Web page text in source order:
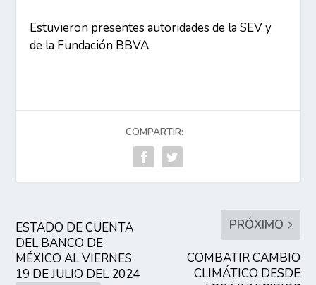
Estuvieron presentes autoridades de la SEV y
de la Fundación BBVA.
COMPARTIR:
ESTADO DE CUENTA
DEL BANCO DE
MÉXICO AL VIERNES
19 DE JULIO DEL 2024
PRÓXIMO
COMBATIR CAMBIO
CLIMÁTICO DESDE